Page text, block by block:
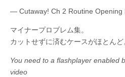
— Cutaway! Ch 2 Routine
マイナープロブレム集。
カットせずに済むケースがほとんど
You need to a flashplayer enabled
video